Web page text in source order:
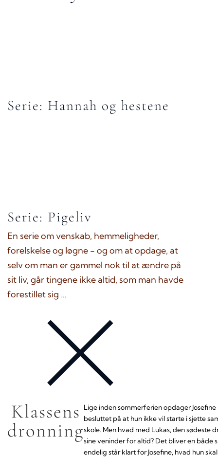
Serie: Hannah og hestene
Serie: Pigeliv
En serie om venskab, hemmeligheder,
forelskelse og løgne - og om at opdage, at
selv om man er gammel nok til at ændre på
sit liv, går tingene ikke altid, som man havde
forestillet sig …
Klassens
dronning
Lige inden sommerferien opdager
besluttet på at hun ikke vil starte i sjette
skole. Men hvad med Lukas, den sødeste
sine veninder for altid? Det bliver en
endelig står klart for Josefine, hvad hun